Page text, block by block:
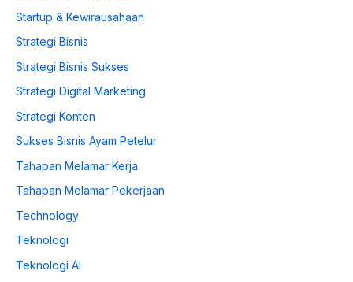
Startup & Kewirausahaan
Strategi Bisnis
Strategi Bisnis Sukses
Strategi Digital Marketing
Strategi Konten
Sukses Bisnis Ayam Petelur
Tahapan Melamar Kerja
Tahapan Melamar Pekerjaan
Technology
Teknologi
Teknologi AI